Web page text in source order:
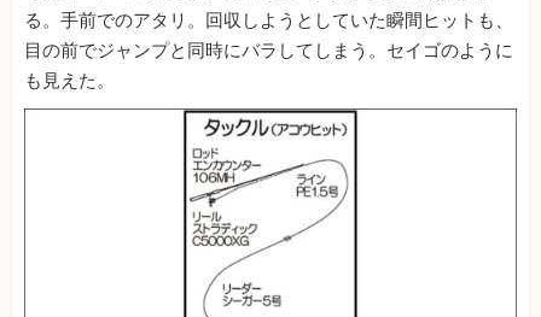
る。手前でのアタリ。回収しようとしていた瞬間ヒットも、
目の前でジャンプと同時にバラしてしまう。セイゴのように
も見えた。